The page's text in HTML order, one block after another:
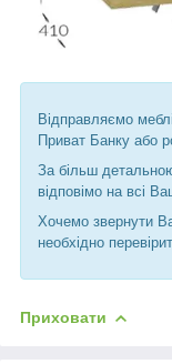
Відправляємо
Приват Банку або
За більш
відповімо на всі
Хочемо звернути
необхідно
Приховати